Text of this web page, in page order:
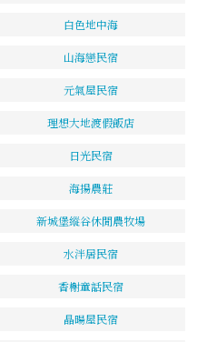
白色地中海
山海戀民宿
元氣屋民宿
理想大地渡假飯店
日光民宿
海揚農莊
新城堡縱谷休閒農牧場
水泮居民宿
香榭童話民宿
晶暘屋民宿